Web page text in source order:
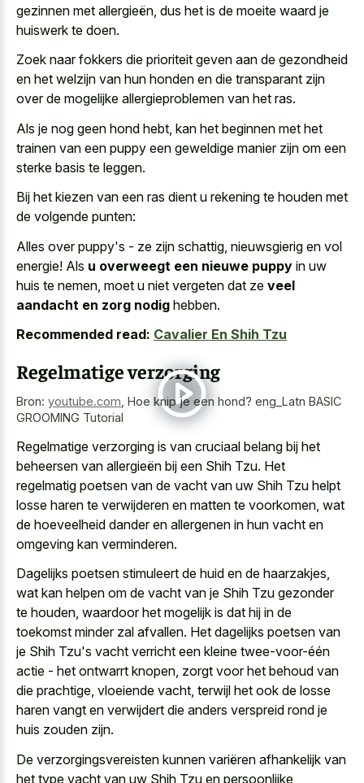
gezinnen met allergieën, dus het is de moeite waard je
huiswerk te doen.
Zoek naar fokkers die prioriteit geven aan de gezondheid
en het welzijn van hun honden en die transparant zijn
over de mogelijke allergieproblemen van het ras.
Als je nog geen hond hebt, kan het beginnen met het
trainen van een puppy een geweldige manier zijn om een
sterke basis te leggen.
Bij het kiezen van een ras dient u rekening te houden met
de volgende punten:
Alles over puppy's - ze zijn schattig, nieuwsgierig en vol
energie! Als u overweegt een nieuwe puppy in uw
huis te nemen, moet u niet vergeten dat ze veel
aandacht en zorg nodig hebben.
Recommended read: Cavalier En Shih Tzu
Regelmatige verzorging
Bron: youtube.com Hoe knip je een hond? eng_Latn BASIC
GROOMING Tutorial
Regelmatige verzorging is van cruciaal belang bij het
beheersen van allergieën bij een Shih Tzu. Het
regelmatig poetsen van de vacht van uw Shih Tzu helpt
losse haren te verwijderen en matten te voorkomen, wat
de hoeveelheid dander en allergenen in hun vacht en
omgeving kan verminderen.
Dagelijks poetsen stimuleert de huid en de haarzakjes,
wat kan helpen om de vacht van je Shih Tzu gezonder
te houden, waardoor het mogelijk is dat hij in de
toekomst minder zal afvallen. Het dagelijks poetsen van
je Shih Tzu's vacht verricht een kleine twee-voor-één
actie - het ontwarrt knopen, zorgt voor het behoud van
die prachtige, vloeiende vacht, terwijl het ook de losse
haren vangt en verwijdert die anders verspreid rond je
huis zouden zijn.
De verzorgingsvereisten kunnen variëren afhankelijk van
het type vacht van uw Shih Tzu en persoonlijke